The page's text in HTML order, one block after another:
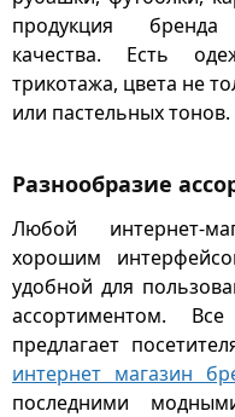
продукция бренда
качества. Есть
трикотажа, цвета не
или пастельных тонов.
Разнообразие
Любой интернет-
хорошим
удобной для
ассортиментом.
предлагает
интернет магазин
последними